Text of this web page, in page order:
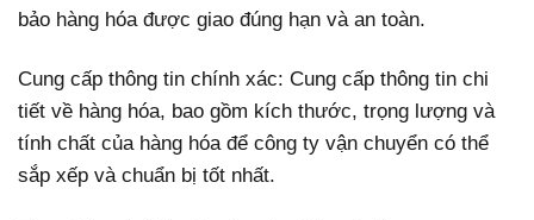
bảo hàng hóa được giao đúng hạn và an toàn.
Cung cấp thông tin chính xác: Cung cấp thông tin chi
tiết về hàng hóa, bao gồm kích thước, trọng lượng và
tính chất của hàng hóa để công ty vận chuyển có thể
sắp xếp và chuẩn bị tốt nhất.